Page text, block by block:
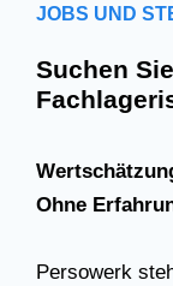
JOBS UND
Suchen
Ohne
Persowerk